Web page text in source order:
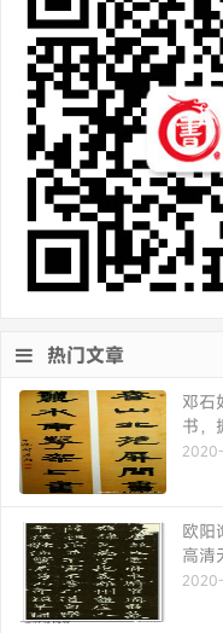
热门文章
邓石
书，
欧阳
高清